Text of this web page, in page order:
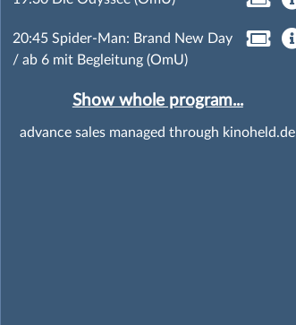
20:45 Spider-Man: Brand New Day
/ ab 6 mit Begleitung (OmU)
Show whole program...
advance sales managed through kinoheld.de